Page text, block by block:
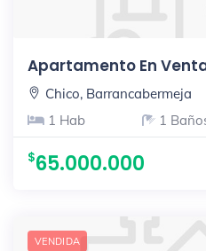
Apartamento En Venta
Chico, Barrancabermeja
1 Hab
1
65.000.000
VENDIDA